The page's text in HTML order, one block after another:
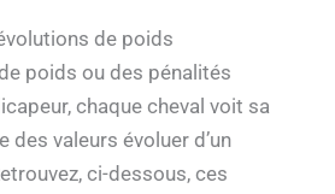
de poids
poids ou des pénalités
chaque cheval voit sa
des valeurs évoluer d’un
ci-dessous, ces